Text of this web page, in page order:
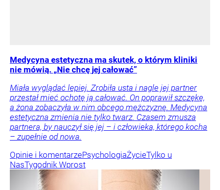
Medycyna estetyczna ma skutek, o którym kliniki
nie mówią. „Nie chcę jej całować”
Miała wyglądać lepiej. Zrobiła usta i nagle jej partner
przestał mieć ochotę ją całować. On poprawił szczękę,
a żona zobaczyła w nim obcego mężczyznę. Medycyna
estetyczna zmienia nie tylko twarz. Czasem zmusza
partnera, by nauczył się jej – i człowieka, którego kocha
– zupełnie od nowa.
Opinie i komentarzePsychologiaŻycieTylko u
NasTygodnik Wprost